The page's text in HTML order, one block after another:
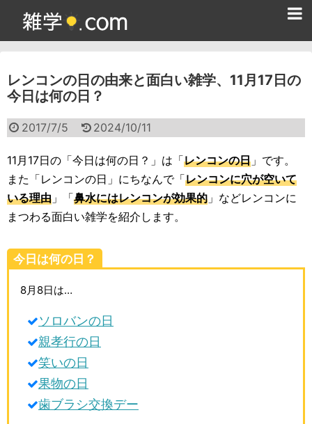
レンコンの日の由来と面白い雑学、11月17日の
今日は何の日？
2017/7/5 2024/10/11
11月17日の「今日は何の日？」は「レンコンの日 」です。
また「レンコンの日」にちなんで「レンコンに穴が空いて
いる理由 」「鼻水にはレンコンが効果的 」などレンコンに
まつわる面白い雑学を紹介します。
今日は何の日？
8月8日は…
ソロバンの日
親孝行の日
笑いの日
果物の日
歯ブラシ交換デー
雑学クイズ問題集
面白い雑学
ためになる雑学
スポーツ雑学
動物雑学
歴史雑学
生活雑学
サイト情報